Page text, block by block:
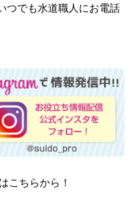
つでも水道職人にお電話
こちらから！